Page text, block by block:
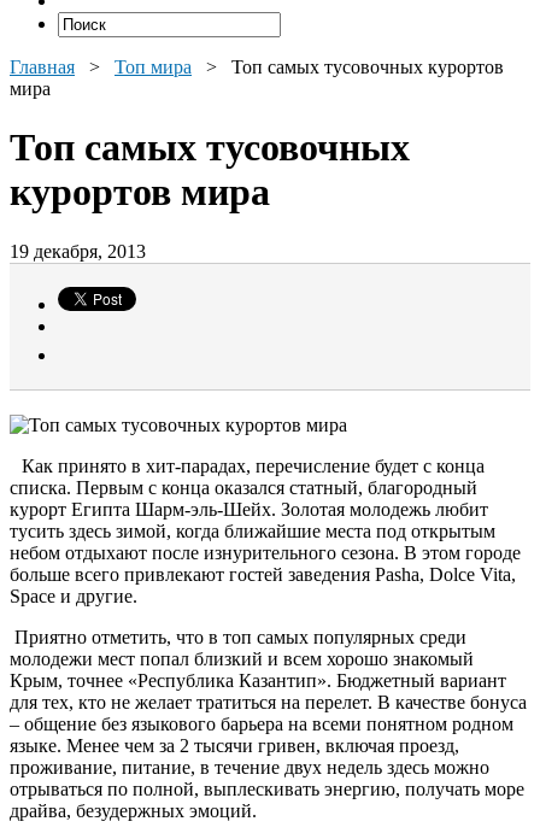
Главная > Топ мира > Топ самых тусовочных курортов
мира
Топ самых тусовочных
курортов мира
19 декабря, 2013
Как принято в хит-парадах, перечисление будет с конца
списка. Первым с конца оказался статный, благородный
курорт Египта Шарм-эль-Шейх. Золотая молодежь любит
тусить здесь зимой, когда ближайшие места под открытым
небом отдыхают после изнурительного сезона. В этом городе
больше всего привлекают гостей заведения Pasha, Dolce Vita,
Space и другие.
Приятно отметить, что в топ самых популярных среди
молодежи мест попал близкий и всем хорошо знакомый
Крым, точнее «Республика Казантип». Бюджетный вариант
для тех, кто не желает тратиться на перелет. В качестве бонуса
– общение без языкового барьера на всеми понятном родном
языке. Менее чем за 2 тысячи гривен, включая проезд,
проживание, питание, в течение двух недель здесь можно
отрываться по полной, выплескивать энергию, получать море
драйва, безудержных эмоций.